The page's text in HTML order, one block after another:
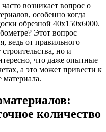
возникает вопрос о
особенно когда
обрезной 40х150х6000.
Этот вопрос
ведь от правильного
но и
что даже опытные
а это может привести к
материала.
количество